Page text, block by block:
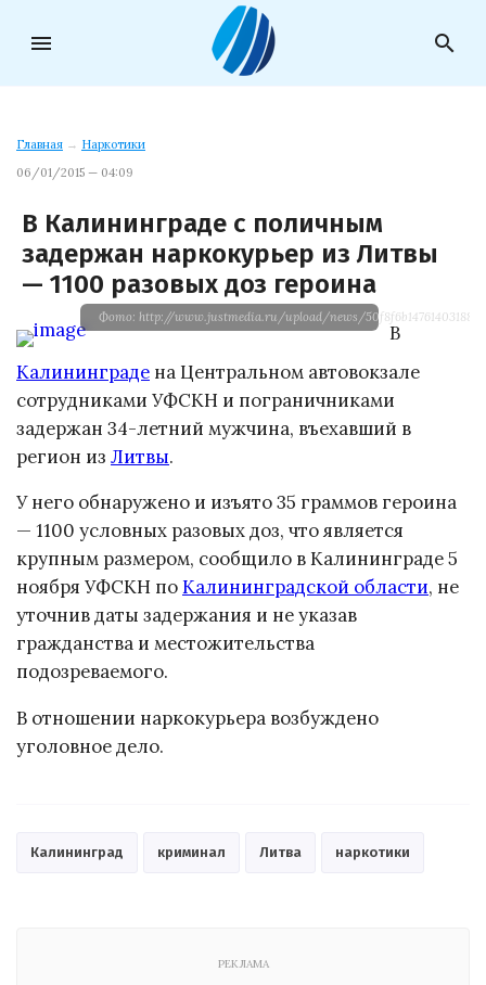
menu search
Главная → Наркотики
06/01/2015 — 04:09
В Калининграде с поличным
задержан наркокурьер из Литвы
— 1100 разовых доз героина
Фото: http://www.justmedia.ru/upload/news/
В
Калининграде на Центральном автовокзале
сотрудниками УФСКН и пограничниками
задержан 34-летний мужчина, въехавший в
регион из Литвы.
У него обнаружено и изъято 35 граммов героина
— 1100 условных разовых доз, что является
крупным размером, сообщило в Калининграде 5
ноября УФСКН поКалининградской области, не
уточнив даты задержания и не указав
гражданства и местожительства
подозреваемого.
В отношении наркокурьера возбуждено
уголовное дело.
Калининград криминал Литва наркотики
РЕКЛАМА